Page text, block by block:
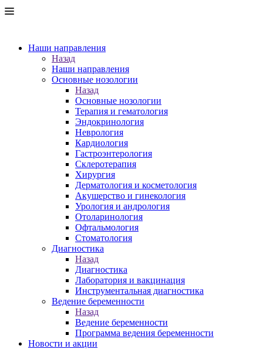
Наши направления
Назад
Наши направления
Основные нозологии
Назад
Основные нозологии
Терапия и гематология
Эндокринология
Неврология
Кардиология
Гастроэнтерология
Склеротерапия
Хирургия
Дерматология и косметология
Акушерство и гинекология
Урология и андрология
Отоларинология
Офтальмология
Стоматология
Диагностика
Назад
Диагностика
Лаборатория и вакцинация
Инструментальная диагностика
Ведение беременности
Назад
Ведение беременности
Программа ведения беременности
Новости и акции